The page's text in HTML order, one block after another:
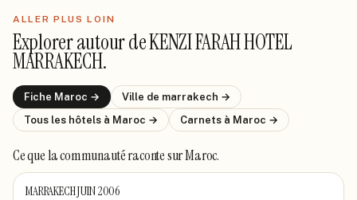
ALLER PLUS LOIN
Explorer autour deKENZI FARAH HOTEL
MARRAKECH.
Fiche Maroc → Ville de marrakech →
Tous les hôtels à Maroc → Carnets à Maroc →
Ce que la communauté racontesur Maroc.
MARRAKECH JUIN 2006